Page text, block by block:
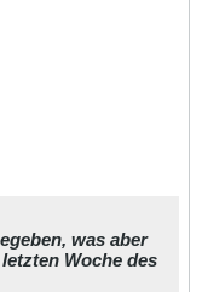
was aber
Woche des